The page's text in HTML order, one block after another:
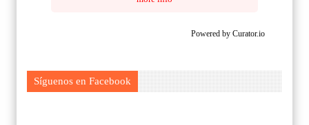
Powered by Curator.io
Síguenos en Facebook